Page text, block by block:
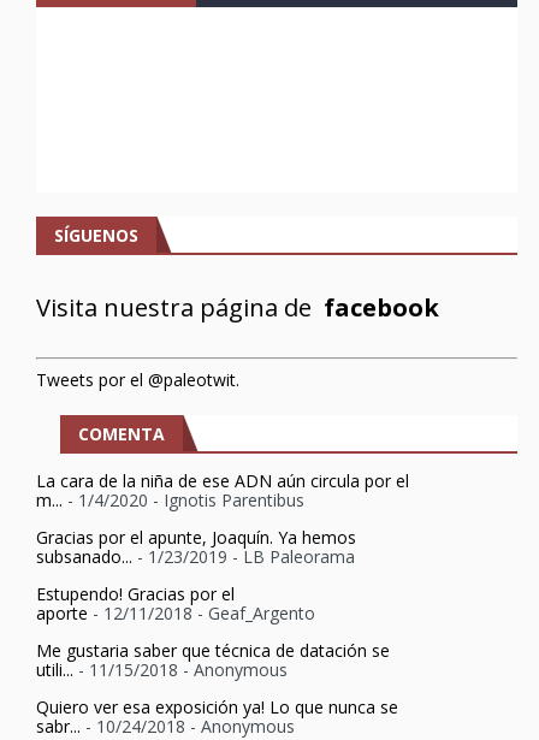
SÍGUENOS
Visita nuestra página de facebook
Tweets por el @paleotwit.
COMENTA
La cara de la niña de ese ADN aún circula por el
m... - 1/4/2020 - Ignotis Parentibus
Gracias por el apunte, Joaquín. Ya hemos
subsanado... - 1/23/2019 - LB Paleorama
Estupendo! Gracias por el
aporte - 12/11/2018 - Geaf_Argento
Me gustaria saber que técnica de datación se
utili... - 11/15/2018 - Anonymous
Quiero ver esa exposición ya! Lo que nunca se
sabr... - 10/24/2018 - Anonymous